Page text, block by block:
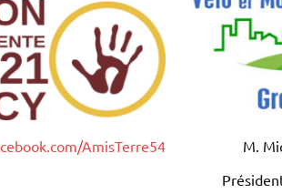
AmisTerre54
M.